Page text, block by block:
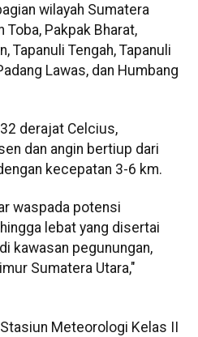
wilayah Sumatera
Pakpak Bharat,
Tapanuli Tengah, Tapanuli
Lawas, dan Humbang
derajat Celcius,
dan angin bertiup dari
kecepatan 3-6 km.
waspada potensi
lebat yang disertai
kawasan pegunungan,
Sumatera Utara,"
Meteorologi Kelas II